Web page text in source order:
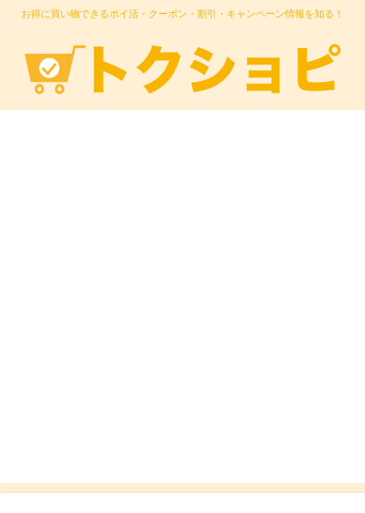
お得に買い物できるポイ活・クーポン・割引・キャンペーン情報を知る！